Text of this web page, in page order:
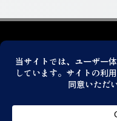
© 2026 神戸